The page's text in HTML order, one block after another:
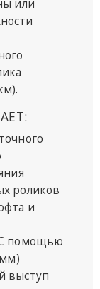
или
роликов
и
помощью
выступ